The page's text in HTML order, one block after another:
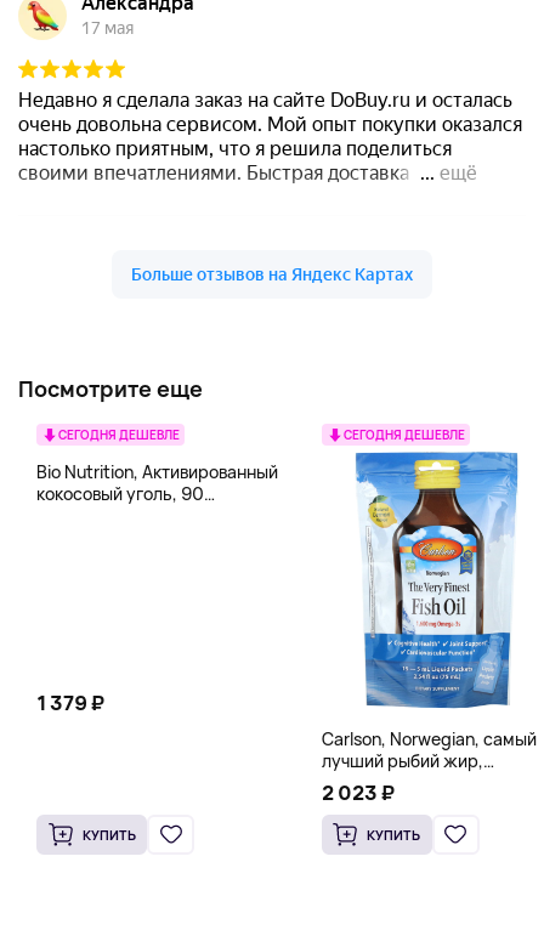
Посмотрите еще
СЕГОДНЯ ДЕШЕВЛЕ
Bio Nutrition, Активированный
кокосовый уголь, 90
1 379 ₽
КУПИТЬ
СЕГОДНЯ ДЕШЕВЛЕ
Carlson, Norwegian, самый
лучший рыбий жир,
натуральный лимон, 15
пакетиков (5 мл) каждый
2 023 ₽
КУПИТЬ